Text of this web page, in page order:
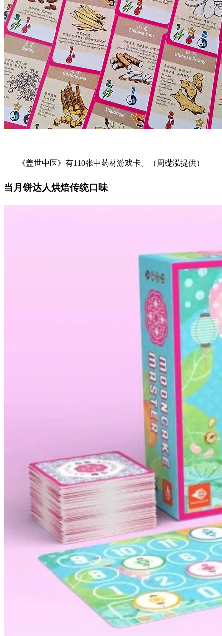
《盖世中医》有110张中药材游戏卡。（周礎泓提供）
当月饼达人烘焙传统口味